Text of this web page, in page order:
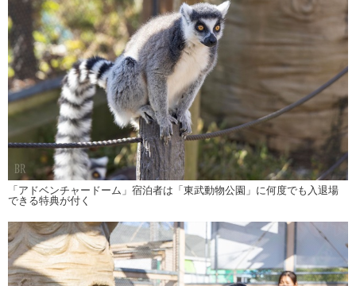
「アドベンチャードーム」宿泊者は「東武動物公園」に何度でも入退場
できる特典が付く